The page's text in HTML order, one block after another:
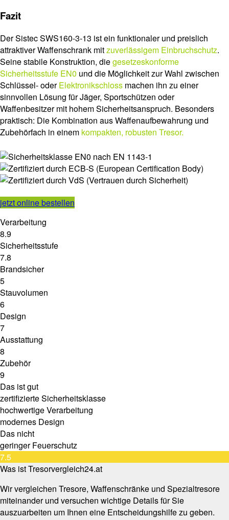
Fazit
Der Sistec SWS160-3-13 ist ein funktionaler und preislich
attraktiver Waffenschrank mitzuverlässigem Einbruchschutz.
Seine stabile Konstruktion, diegesetzeskonforme
Sicherheitsstufe EN0 und die Möglichkeit zur Wahl zwischen
Schlüssel- oderElektronikschloss machen ihn zu einer
sinnvollen Lösung für Jäger, Sportschützen oder
Waffenbesitzer mit hohem Sicherheitsanspruch. Besonders
praktisch: Die Kombination aus Waffenaufbewahrung und
Zubehörfach in einem kompakten, robusten Tresor.
jetzt online bestellen
Verarbeitung
8.9
Sicherheitsstufe
7.8
Brandsicher
5
Stauvolumen
6
Design
7
Ausstattung
8
Zubehör
9
Das ist gut
zertifizierte Sicherheitsklasse
hochwertige Verarbeitung
modernes Design
Das nicht
geringer Feuerschutz
7.5
Was ist Tresorvergleich24.at
Wir vergleichen Tresore, Waffenschränke und Spezialtresore
miteinander und versuchen wichtige Details für Sie
auszuarbeiten um Ihnen eine Entscheidungshilfe zu geben.